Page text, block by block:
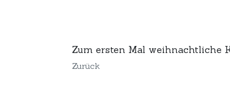
Zum ersten Mal weihnachtliche
Zurück